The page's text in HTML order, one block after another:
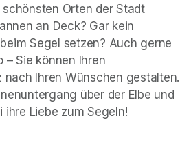
Orten der Stadt
an Deck? Gar kein
Segel setzen? Auch gerne
– Sie können Ihren
nach Ihren Wünschen gestalten.
über der Elbe und
ihre Liebe zum Segeln!